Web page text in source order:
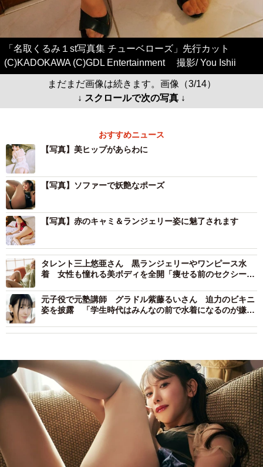
「名取くるみ１st写真集 チューベローズ」先行カット
(C)KADOKAWA (C)GDL Entertainment 撮影/ You Ishii
まだまだ画像は続きます。画像（3/14）
↓ スクロールで次の写真 ↓
おすすめニュース
【写真】美ヒップがあらわに
【写真】ソファーで妖艶なポーズ
【写真】赤のキャミ＆ランジェリー姿に魅了されます
タレント三上悠亜さん 黒ランジェリーやワンピース水
着 女性も憧れる美ボディを全開「痩せる前のセクシーな
元子役で元塾講師 グラドル紫藤るいさん 迫力のビキニ
姿を披露 「学生時代はみんなの前で水着になるのが嫌で